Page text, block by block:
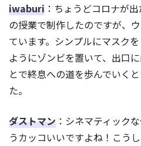
iwaburi ：ちょうどコロナが
の授業で制作したのですが、
ています。シンプルにマスク
ようにゾンビを置いて、出口
とで終息への道を歩んでいく
た。
ダストマン ：シネマティック
うカッコいいですよね！こう